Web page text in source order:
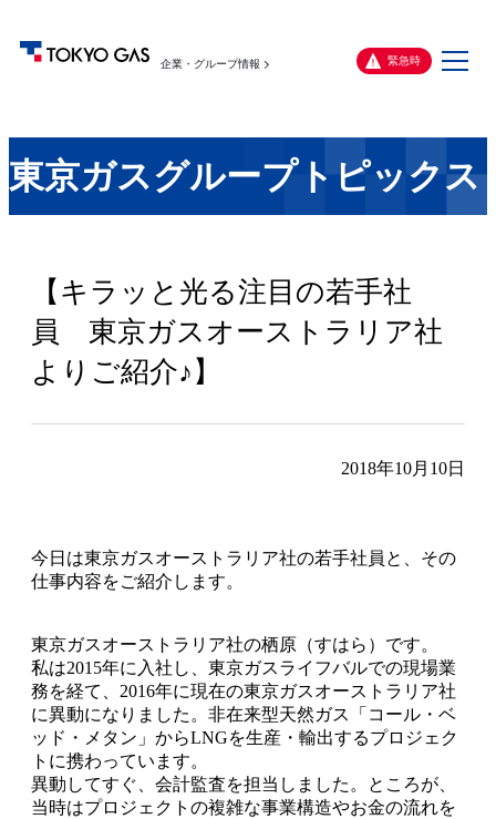
企業・グループ情報 緊急時
メ
東京ガスグループトピックス
【キラッと光る注目の若手社
員 東京ガスオーストラリア社
よりご紹介♪】
2018年10月10日
今日は東京ガスオーストラリア社の若手社員と、その
仕事内容をご紹介します。
東京ガスオーストラリア社の栖原（すはら）です。
私は2015年に入社し、東京ガスライフバルでの現場業
務を経て、2016年に現在の東京ガスオーストラリア社
に異動になりました。非在来型天然ガス「コール・ベ
ッド・メタン」からLNGを生産・輸出するプロジェク
トに携わっています。
異動してすぐ、会計監査を担当しました。ところが、
当時はプロジェクトの複雑な事業構造やお金の流れを